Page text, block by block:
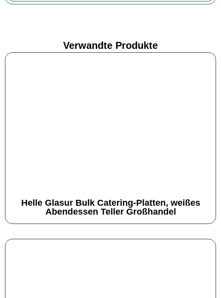
Verwandte Produkte
Helle Glasur Bulk Catering-Platten, weißes
Abendessen Teller Großhandel